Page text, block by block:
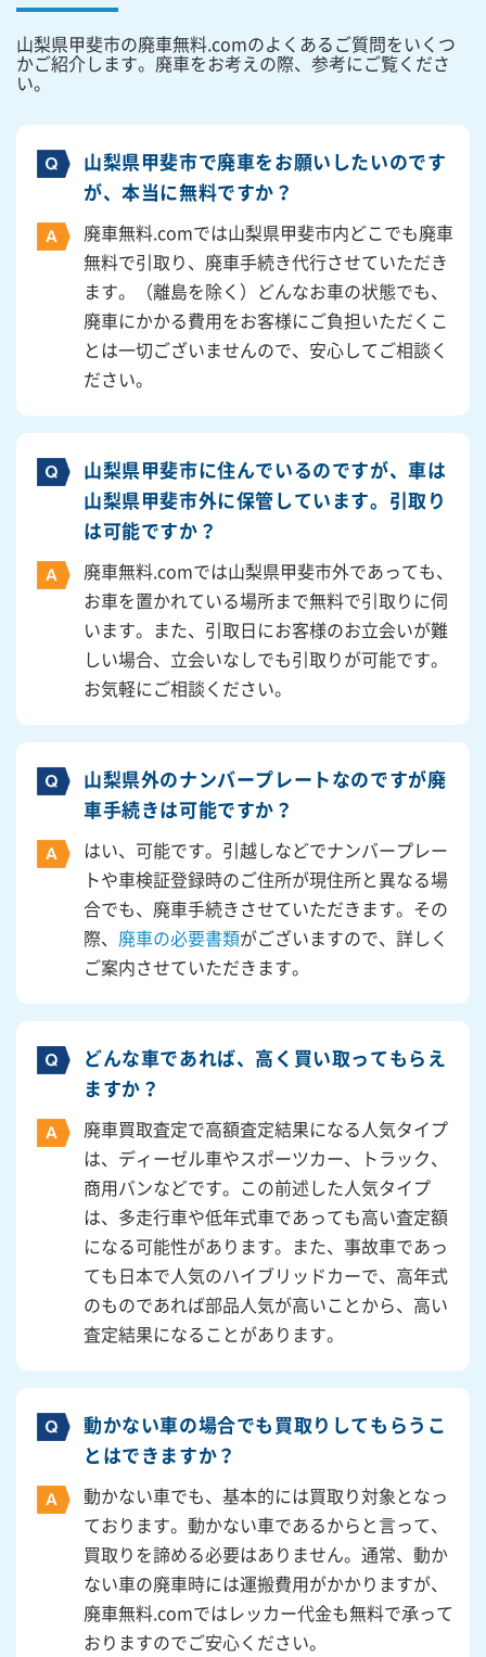
山梨県甲斐市の廃車無料.comのよくあるご質問をいくつ
かご紹介します。廃車をお考えの際、参考にご覧くださ
い。
山梨県甲斐市で廃車をお願いしたいのです
が、本当に無料ですか？
廃車無料.comでは山梨県甲斐市内どこでも廃車
無料で引取り、廃車手続き代行させていただき
ます。（離島を除く）どんなお車の状態でも、
廃車にかかる費用をお客様にご負担いただくこ
とは一切ございませんので、安心してご相談く
ださい。
山梨県甲斐市に住んでいるのですが、車は
山梨県甲斐市外に保管しています。引取り
は可能ですか？
廃車無料.comでは山梨県甲斐市外であっても、
お車を置かれている場所まで無料で引取りに伺
います。また、引取日にお客様のお立会いが難
しい場合、立会いなしでも引取りが可能です。
お気軽にご相談ください。
山梨県外のナンバープレートなのですが廃
車手続きは可能ですか？
はい、可能です。引越しなどでナンバープレー
トや車検証登録時のご住所が現住所と異なる場
合でも、廃車手続きさせていただきます。その
際、 廃車の必要書類がございますので、詳しく
ご案内させていただきます。
どんな車であれば、高く買い取ってもらえ
ますか？
廃車買取査定で高額査定結果になる人気タイプ
は、ディーゼル車やスポーツカー、トラック、
商用バンなどです。この前述した人気タイプ
は、多走行車や低年式車であっても高い査定額
になる可能性があります。また、事故車であっ
ても日本で人気のハイブリッドカーで、高年式
のものであれば部品人気が高いことから、高い
査定結果になることがあります。
動かない車の場合でも買取りしてもらうこ
とはできますか？
動かない車でも、基本的には買取り対象となっ
ております。動かない車であるからと言って、
買取りを諦める必要はありません。通常、動か
ない車の廃車時には運搬費用がかかりますが、
廃車無料.comではレッカー代金も無料で承って
おりますのでご安心ください。